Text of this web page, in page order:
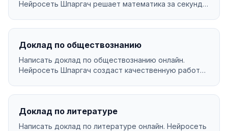
Нейросеть Шпаргач решает математика за секунды
Доклад по обществознанию
Написать доклад по обществознанию онлайн.
Нейросеть Шпаргач создаст качественную работу
Доклад по литературе
Написать доклад по литературе онлайн. Нейросеть